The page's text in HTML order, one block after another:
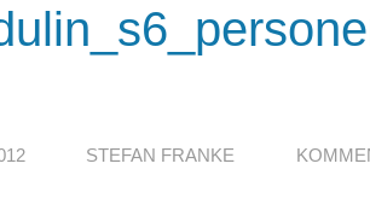
STEFAN FRANKE